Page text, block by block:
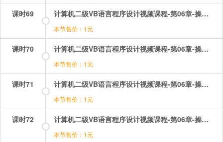
课时69 计算机二级VB语言程序设计视频课程-第06章-操作：文本框的属性基础操作.mp4
本节售价：1元
课时70 计算机二级VB语言程序设计视频课程-第06章-操作：框架和焦点.mp4
本节售价：1元
课时71 计算机二级VB语言程序设计视频课程-第06章-操作：滚动条及其基本操作.mp4
本节售价：1元
课时72 计算机二级VB语言程序设计视频课程-第06章-操作：直线及其基本操作.mp4
本节售价：1元